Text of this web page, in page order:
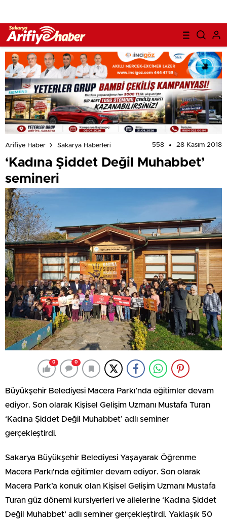
Arifiye Haber Sakarya Haberleri 558 28 Kasım 2018
‘Kadına Şiddet Değil Muhabbet’
semineri
0 0
Büyükşehir Belediyesi Macera Parkı’nda eğitimler devam
ediyor. Son olarak Kişisel Gelişim Uzmanı Mustafa Turan
‘Kadına Şiddet Değil Muhabbet’ adlı seminer
gerçekleştirdi.
Sakarya Büyükşehir Belediyesi Yaşayarak Öğrenme
Macera Parkı’nda eğitimler devam ediyor. Son olarak
Macera Park’a konuk olan Kişisel Gelişim Uzmanı Mustafa
Turan güz dönemi kursiyerleri ve ailelerine ‘Kadına Şiddet
Değil Muhabbet’ adlı seminer gerçekleştirdi. Yaklaşık 50